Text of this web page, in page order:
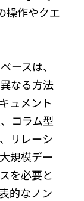
操作やクエ
ースは、
なる方法
ュメント
コラム型
リレーシ
規模デー
を必要と
的なノン